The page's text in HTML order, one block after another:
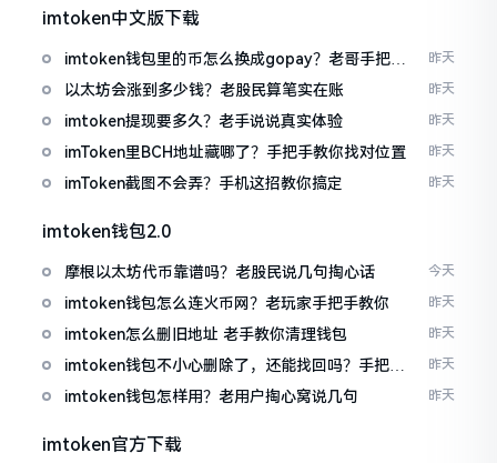
imtoken中文版下载
imtoken钱包里的币怎么换成gopay？老哥手把手
教你
昨天
以太坊会涨到多少钱？老股民算笔实在账 昨天
imtoken提现要多久？老手说说真实体验 昨天
imToken里BCH地址藏哪了？手把手教你找对位置 昨天
imToken截图不会弄？手机这招教你搞定 昨天
imtoken钱包2.0
摩根以太坊代币靠谱吗？老股民说几句掏心话 今天
imtoken钱包怎么连火币网？老玩家手把手教你 昨天
imtoken怎么删旧地址 老手教你清理钱包 昨天
imtoken钱包不小心删除了，还能找回吗？手把手
教你恢复
昨天
imtoken钱包怎样用？老用户掏心窝说几句 昨天
imtoken官方下载